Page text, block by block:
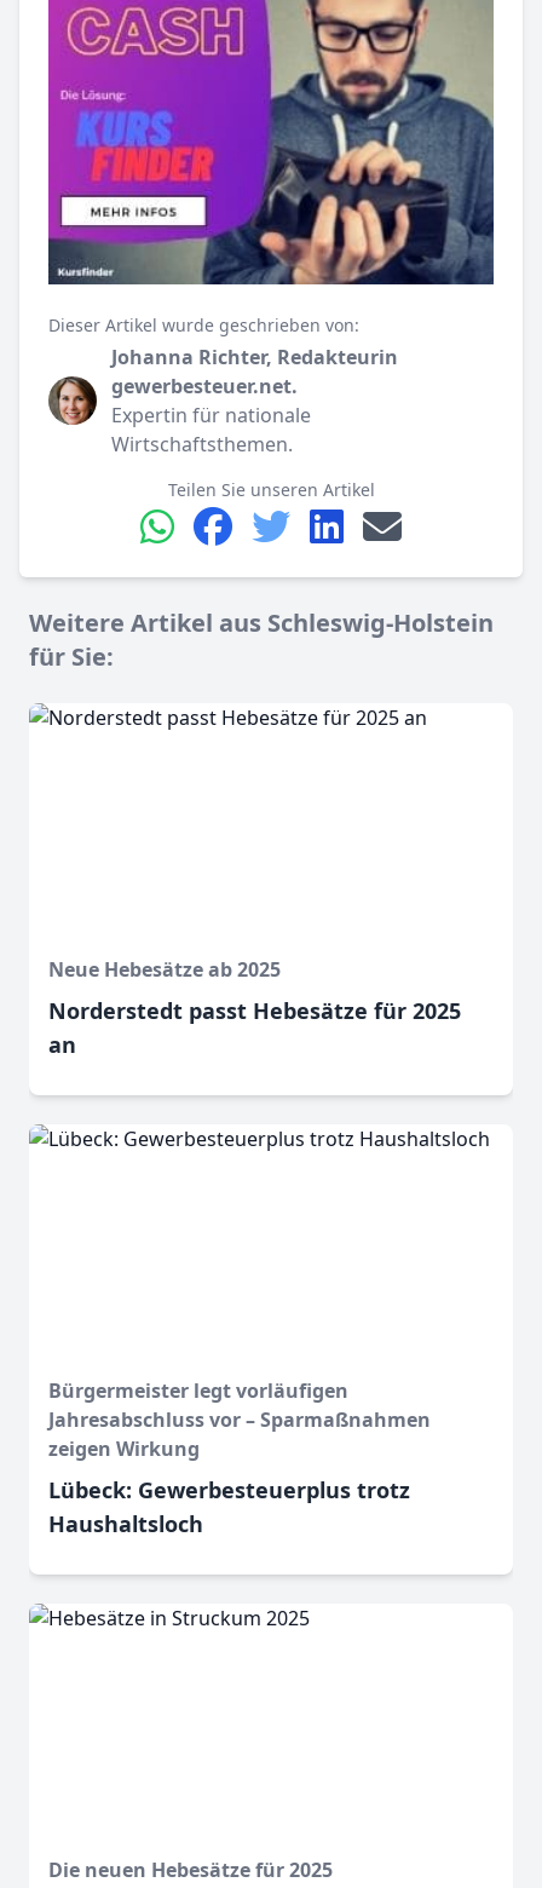
Dieser Artikel wurde geschrieben von:
Johanna Richter, Redakteurin
gewerbesteuer.net.
Expertin für nationale
Wirtschaftsthemen.
Teilen Sie unseren Artikel
Weitere Artikel aus Schleswig-Holstein
für Sie:
Neue Hebesätze ab 2025
Norderstedt passt Hebesätze für 2025
an
Bürgermeister legt vorläufigen
Jahresabschluss vor – Sparmaßnahmen
zeigen Wirkung
Lübeck: Gewerbesteuerplus trotz
Haushaltsloch
Die neuen Hebesätze für 2025